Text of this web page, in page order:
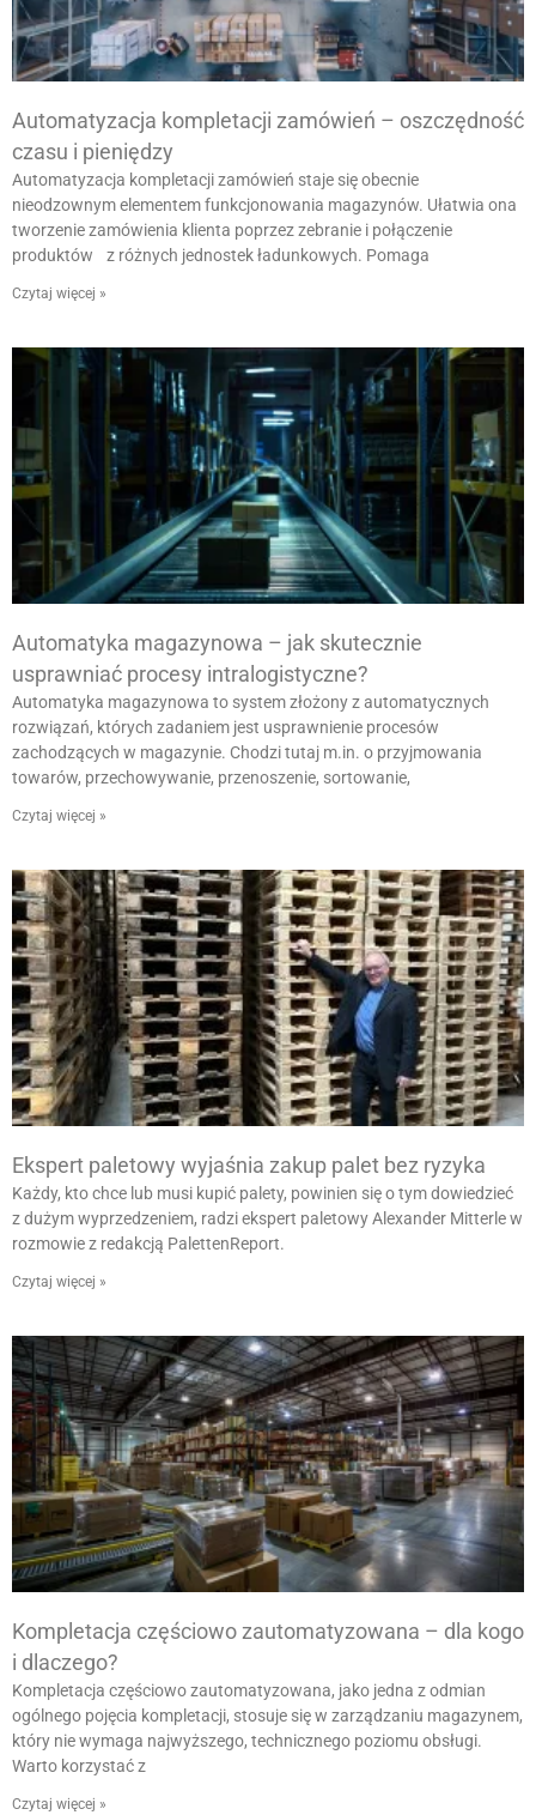
Automatyzacja kompletacji zamówień – oszczędność
czasu i pieniędzy
Automatyzacja kompletacji zamówień staje się obecnie
nieodzownym elementem funkcjonowania magazynów. Ułatwia ona
tworzenie zamówienia klienta poprzez zebranie i połączenie
produktów z różnych jednostek ładunkowych. Pomaga
Czytaj więcej »
Automatyka magazynowa – jak skutecznie
usprawniać procesy intralogistyczne?
Automatyka magazynowa to system złożony z automatycznych
rozwiązań, których zadaniem jest usprawnienie procesów
zachodzących w magazynie. Chodzi tutaj m.in. o przyjmowania
towarów, przechowywanie, przenoszenie, sortowanie,
Czytaj więcej »
Ekspert paletowy wyjaśnia zakup palet bez ryzyka
Każdy, kto chce lub musi kupić palety, powinien się o tym dowiedzieć
z dużym wyprzedzeniem, radzi ekspert paletowy Alexander Mitterle w
rozmowie z redakcją PalettenReport.
Czytaj więcej »
Kompletacja częściowo zautomatyzowana – dla kogo
i dlaczego?
Kompletacja częściowo zautomatyzowana, jako jedna z odmian
ogólnego pojęcia kompletacji, stosuje się w zarządzaniu magazynem,
który nie wymaga najwyższego, technicznego poziomu obsługi.
Warto korzystać z
Czytaj więcej »